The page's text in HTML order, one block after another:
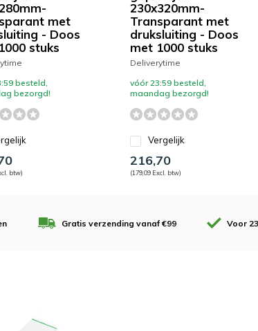
met
- Doos
stuks
besteld,
bezorgd!
btw)
230x320mm-
Transparant met
druksluiting - Doos
met 1000 stuks
Deliverytime
vóór 23:59 besteld,
maandag bezorgd!
Vergelijk
216,70
(179,09 Excl. btw)
Gratis verzending vanaf €99 Voor